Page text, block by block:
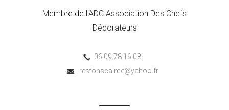
Membre de l'ADC Association Des Chefs
Décorateurs
06.09.78.16.08
restonscalme@yahoo.fr